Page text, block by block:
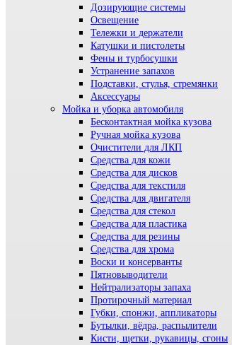
Дозирующие системы
Освещение
Тележки и держатели
Катушки и пистолеты
Фены и турбосушки
Устранение запахов
Подставки, стулья, стремянки
Аксессуары
Мойка и уборка автомобиля
Бесконтактная мойка кузова
Ручная мойка кузова
Очистители для ЛКП
Средства для кожи
Средства для дисков
Средства для текстиля
Средства для двигателя
Средства для стекол
Средства для пластика
Средства для резины
Средства для хрома
Воски и консерванты
Пятновыводители
Нейтрализаторы запаха
Протирочный материал
Губки, спонжи, аппликаторы
Бутылки, вёдра, распылители
Кисти, щетки, рукавицы, сгоны